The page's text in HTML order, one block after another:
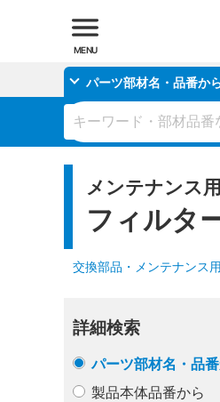
MENU
パーツ部材名・品番か
メンテナンス
フィルタ
交換部品・メンテナンス
詳細検索
パーツ部材名・品
製品本体品番から